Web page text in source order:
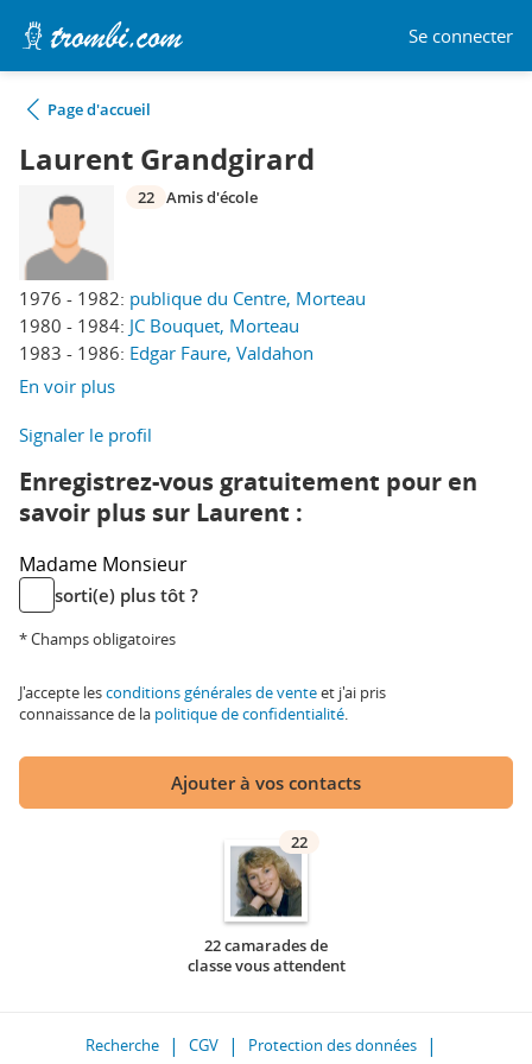
Se connecter
Page d'accueil
Laurent Grandgirard
1976 - 1982: publique du Centre, Morteau
1980 - 1984: JC Bouquet, Morteau
1983 - 1986: Edgar Faure, Valdahon
En voir plus
22 Amis d'école
Signaler le profil
Enregistrez-vous gratuitement pour en
savoir plus sur Laurent :
Madame Monsieur
sorti(e) plus tôt ?
* Champs obligatoires
J'accepte lesconditions générales de venteet j'ai pris
connaissance de la politique de confidentialité.
Ajouter à vos contacts
22
22 camarades de
classe vous attendent
Recherche CGV
Protection des données